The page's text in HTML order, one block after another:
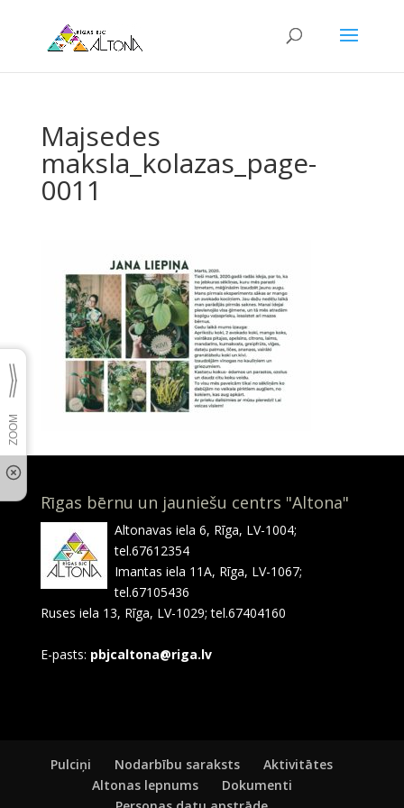
Majsedes
maksla_kolazas_page-
0011
Rīgas bērnu un jauniešu centrs "Altona"
Altonavas iela 6, Rīga, LV-1004;
tel.67612354
Imantas iela 11A, Rīga, LV-1067;
tel.67105436
Ruses iela 13, Rīga, LV-1029; tel.67404160
E-pasts: pbjcaltona@riga.lv
Pulciņi Nodarbību saraksts
Aktivitātes
Altonas lepnums
Dokumenti